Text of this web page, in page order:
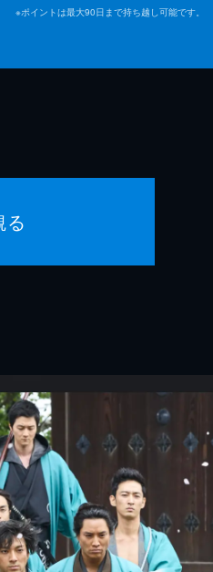
※ポイントは最大90日まで持ち越し可能です。
る